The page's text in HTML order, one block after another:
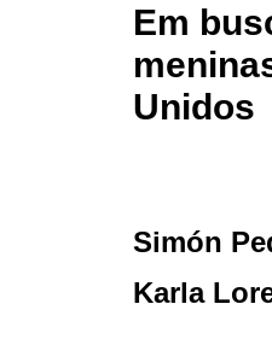
Em
Unidos
Simón
Karla